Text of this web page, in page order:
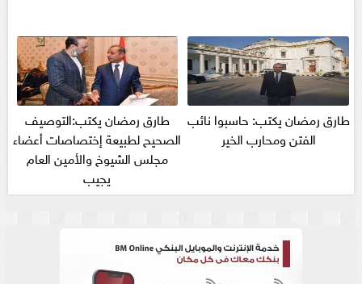
طارق رمضان يكتب: حاسبوا نائب
الفتن ومحارب الخير
طارق رمضان يكتب:التوصيف
الصحيح لطبيعة إختصاصات أعضاء
مجلس الشيوخ والأمين العام
يجيب